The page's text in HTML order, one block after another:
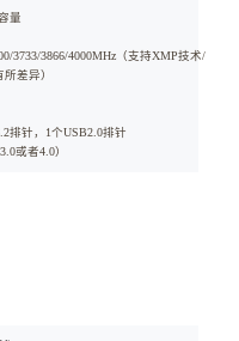
量
3733/3866/4000MHz（支持XMP技术/
差异）
排针，1个USB2.0排针
或者4.0）